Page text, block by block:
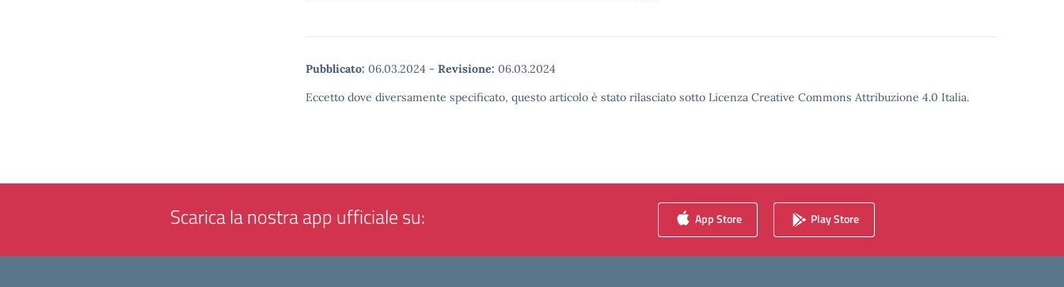
Pubblicato: 06.03.2024 - Revisione: 06.03.2024
Eccetto dove diversamente specificato, questo articolo è stato rilasciato sotto Licenza Creative Commons Attribuzione 4.0 Italia.
Scarica la nostra app ufficiale su: App Store Play Store